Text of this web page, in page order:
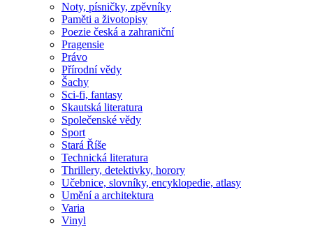
Noty, písničky, zpěvníky
Paměti a životopisy
Poezie česká a zahraniční
Pragensie
Právo
Přírodní vědy
Šachy
Sci-fi, fantasy
Skautská literatura
Společenské vědy
Sport
Stará Říše
Technická literatura
Thrillery, detektivky, horory
Učebnice, slovníky, encyklopedie, atlasy
Umění a architektura
Varia
Vinyl